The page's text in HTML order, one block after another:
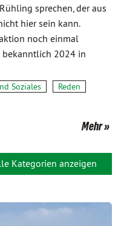
sprechen, der aus
hier sein kann.
noch einmal
bekanntlich 2024 in
Soziales
Reden
Mehr
Kategorien anzeigen